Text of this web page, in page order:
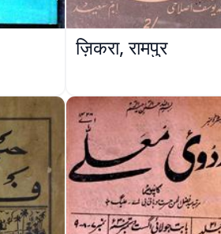
ज़िकरा, रामपुर